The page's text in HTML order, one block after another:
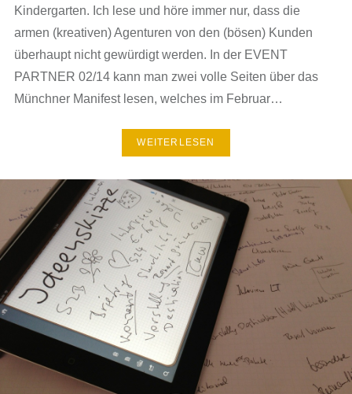
Kindergarten. Ich lese und höre immer nur, dass die
armen (kreativen) Agenturen von den (bösen) Kunden
überhaupt nicht gewürdigt werden. In der EVENT
PARTNER 02/14 kann man zwei volle Seiten über das
Münchner Manifest lesen, welches im Februar…
WEITERLESEN